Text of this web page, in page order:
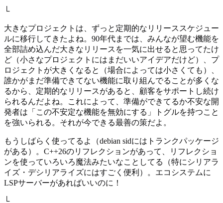
└
大きなプロジェクトは、ずっと定期的なリリーススケジュー
ルに移行してきたよね。90年代までは、みんなが望む機能を
全部詰め込んだ大きなリリースを一気に出せると思ってたけ
ど（小さなプロジェクトにはまだいいアイデアだけど）、プ
ロジェクトが大きくなると（場合によっては小さくても）、
誰かがまだ準備できてない機能に取り組んでることが多くな
るから、定期的なリリースがあると、顧客をサポートし続け
られるんだよね。これによって、準備ができてるか不安な開
発者は「この不安定な機能を無効にする」トグルを持つこと
を強いられる。それが今できる最善の策だよ。
もうしばらく使ってるよ（debian sidにはトランクパッケージ
がある）。C++26のリフレクションがあって、リフレクショ
ンを使っていろいろ魔法みたいなことしてる（特にシリアラ
イズ・デシリアライズにはすごく便利）。エコシステムに
LSPサーバーがあればいいのに！
└